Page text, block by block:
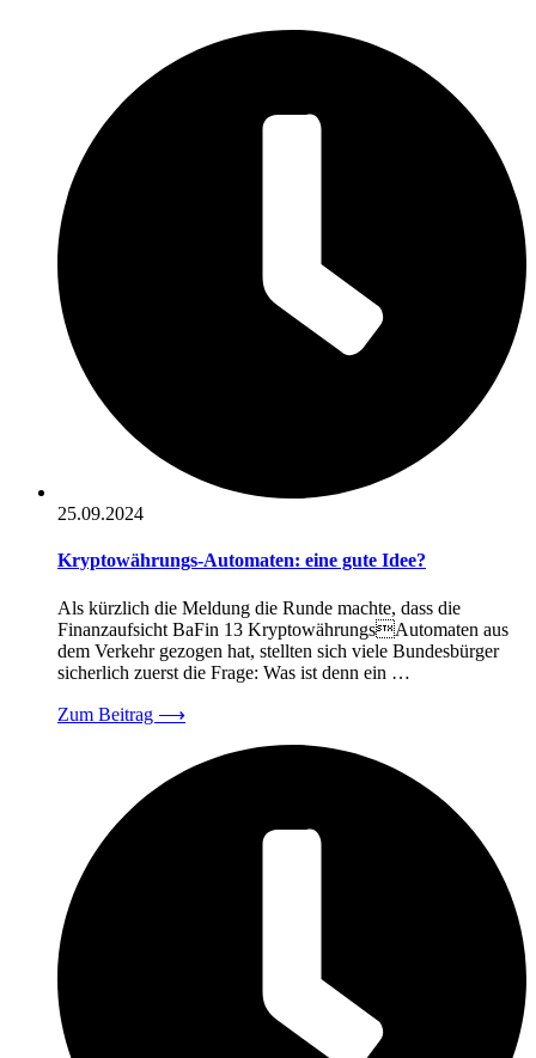
25.09.2024
Kryptowährungs-Automaten: eine gute Idee?
Als kürzlich die Meldung die Runde machte, dass die
Finanzaufsicht BaFin 13 KryptowährungsAutomaten aus
dem Verkehr gezogen hat, stellten sich viele Bundesbürger
sicherlich zuerst die Frage: Was ist denn ein …
Zum Beitrag ⟶